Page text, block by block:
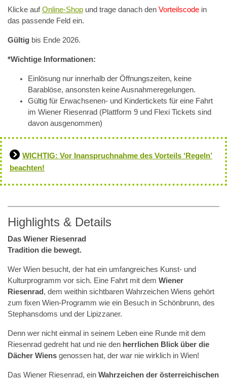
Klicke aufOnline-Shop und trage danach den Vorteilscode in
das passende Feld ein.
Gültig bis Ende 2026.
*Wichtige Informationen:
Einlösung nur innerhalb der Öffnungszeiten, keine
Barablöse, ansonsten keine Ausnahmeregelungen.
Gültig für Erwachsenen- und Kindertickets für eine Fahrt
im Wiener Riesenrad (Plattform 9 und Flexi Tickets sind
davon ausgenommen)
WICHTIG: Vor Inanspruchnahme des Vorteils ‘Regeln’
beachten!
Highlights & Details
Das Wiener Riesenrad
Tradition die bewegt.
Wer Wien besucht, der hat ein umfangreiches Kunst- und
Kulturprogramm vor sich. Eine Fahrt mit dem Wiener
Riesenrad , dem weithin sichtbaren Wahrzeichen Wiens gehört
zum fixen Wien-Programm wie ein Besuch in Schönbrunn, des
Stephansdoms und der Lipizzaner.
Denn wer nicht einmal in seinem Leben eine Runde mit dem
Riesenrad gedreht hat und nie den herrlichen Blick über die
Dächer Wiens genossen hat, der war nie wirklich in Wien!
Das Wiener Riesenrad, ein Wahrzeichen der österreichischen